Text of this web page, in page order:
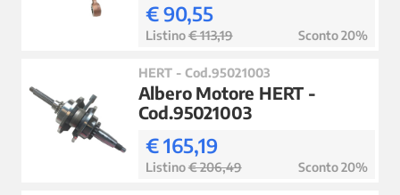
€ 90,55
Listino€ 113,19 Sconto 20%
HERT - Cod.95021003
Albero Motore HERT -
Cod.95021003
€ 165,19
Listino€ 206,49 Sconto 20%